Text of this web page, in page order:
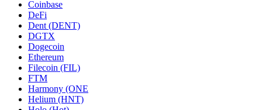
Coinbase
DeFi
Dent (DENT)
DGTX
Dogecoin
Ethereum
Filecoin (FIL)
FTM
Harmony (ONE
Helium (HNT)